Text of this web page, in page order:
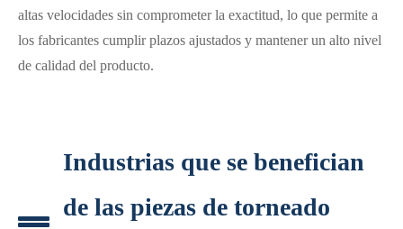
altas velocidades sin comprometer la exactitud, lo que permite a
los fabricantes cumplir plazos ajustados y mantener un alto nivel
de calidad del producto.
Industrias que se benefician
de las piezas de torneado